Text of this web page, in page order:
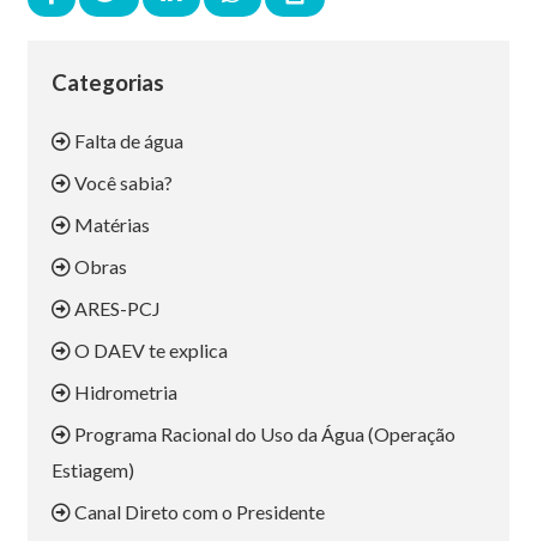
Categorias
Falta de água
Você sabia?
Matérias
Obras
ARES-PCJ
O DAEV te explica
Hidrometria
Programa Racional do Uso da Água (Operação
Estiagem)
Canal Direto com o Presidente